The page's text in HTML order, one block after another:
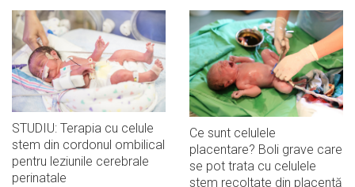
STUDIU: Terapia cu celule
stem din cordonul ombilical
pentru leziunile cerebrale
perinatale
Ce sunt celulele
placentare? Boli grave care
se pot trata cu celulele
stem recoltate din placentă